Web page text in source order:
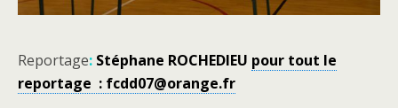
Reportage: Stéphane ROCHEDIEU pour tout le
reportage : fcdd07@orange.fr